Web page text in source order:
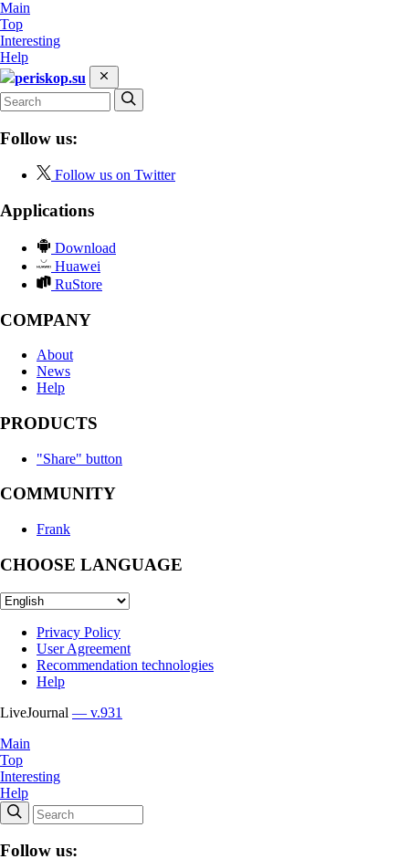
Main
Top
Interesting
Help
periskop.su
Follow us:
Follow us on Twitter
Applications
Download
Huawei
RuStore
COMPANY
About
News
Help
PRODUCTS
"Share" button
COMMUNITY
Frank
CHOOSE LANGUAGE
Privacy Policy
User Agreement
Recommendation technologies
Help
LiveJournal — v.931
Main
Top
Interesting
Help
Follow us: